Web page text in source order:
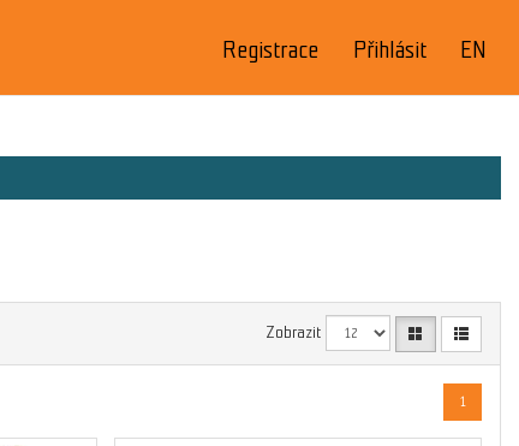
EN
Registrace Přihlásit
Zobrazit
1